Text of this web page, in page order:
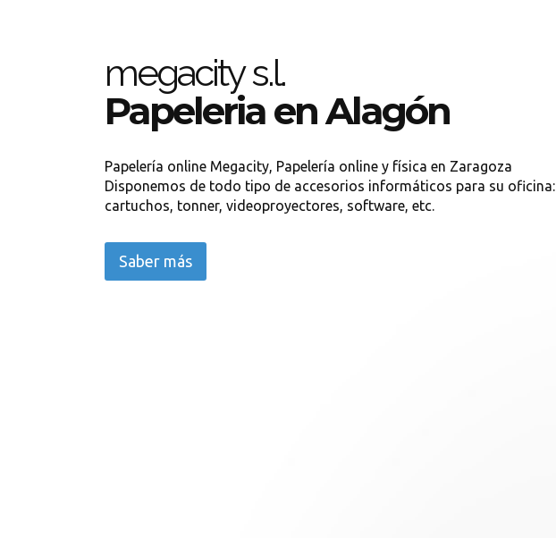
megacity s.l.
Papeleria en Alagón
Papelería online Megacity, Papelería online y física en Zaragoza
Disponemos de todo tipo de accesorios informáticos para su oficina:
cartuchos, tonner, videoproyectores, software, etc.
Saber más